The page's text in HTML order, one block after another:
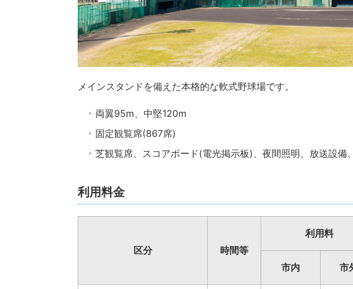
メインスタンドを備えた本格的な軟式野球場です。
両翼95m、中堅120m
固定観覧席(867席)
芝観覧席、スコアボード(電光掲示板)、夜間照明、放送設備
利用料金
区分 時間等
利用料
市内
市